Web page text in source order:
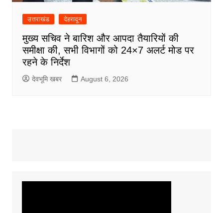
उत्तराखंड देहरादून
मुख्य सचिव ने बारिश और आपदा तैयारियों की
समीक्षा की, सभी विभागों को 24×7 अलर्ट मोड पर
रहने के निर्देश
देवभूमि खबर August 6, 2026